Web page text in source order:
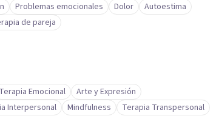
Problemas emocionales Dolor
Autoestima
de pareja
Terapia Emocional
Arte y Expresión
Interpersonal Mindfulness Terapia Transpersonal